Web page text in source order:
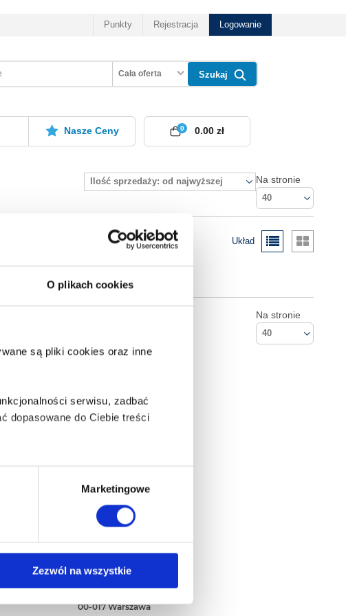
O plikach cookies
są pliki cookies oraz inne
serwisu, zadbać
dopasowane do Ciebie treści
- są także takie, które wymagają
Marketingowe
Zezwól na wszystkie
Punkty Rejestracja Logowanie
Cała oferta Szukaj
Nasze Ceny 0
0.00 zł
Ilość sprzedaży: od najwyższej Na stronie
40
Układ
Na stronie
40
Empik S.A
00-017 Warszawa